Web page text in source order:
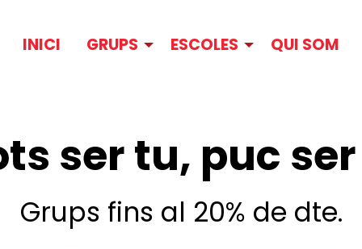
INICI GRUPS ESCOLES QUI SOM
ser tu, puc
Grups fins al 20% de dte.